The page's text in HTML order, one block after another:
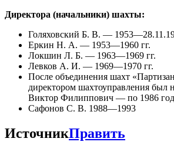
Директора (начальники) шахты:
Голяховский Б. В. —
Еркин Н. А. — 1953—1960 гг.
Локшин Л. Б. — 1963—1969 гг.
Левков А. И. — 1969—1970 гг.
После объединения шахт
директором шахтоуправления был
Виктор Филиппович — по 1986
Сафонов С. В. 1988—1993
ИсточникПравить